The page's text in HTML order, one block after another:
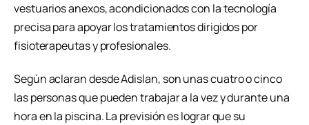
vestuarios anexos, acondicionados con la tecnología
precisa para apoyar los tratamientos dirigidos por
fisioterapeutas y profesionales.
Según aclaran desde Adislan, son unas cuatro o cinco
las personas que pueden trabajar a la vez y durante una
hora en la piscina. La previsión es lograr que su